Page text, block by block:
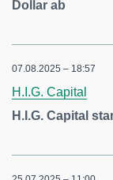
Dollar ab
07.08.2025 – 18:57
H.I.G. Capital
H.I.G. Capital